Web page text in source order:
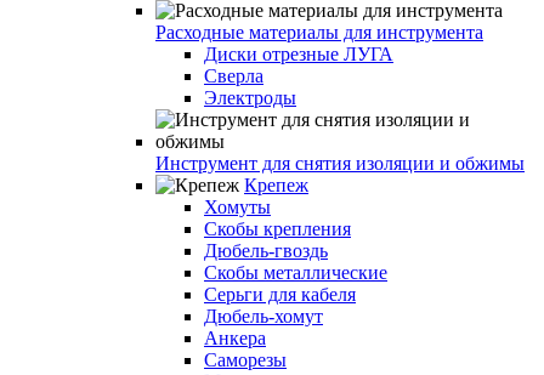
Расходные материалы для инструмента
Диски отрезные ЛУГА
Сверла
Электроды
Инструмент для снятия изоляции и обжимы
Крепеж
Хомуты
Скобы крепления
Дюбель-гвоздь
Скобы металлические
Серьги для кабеля
Дюбель-хомут
Анкера
Саморезы